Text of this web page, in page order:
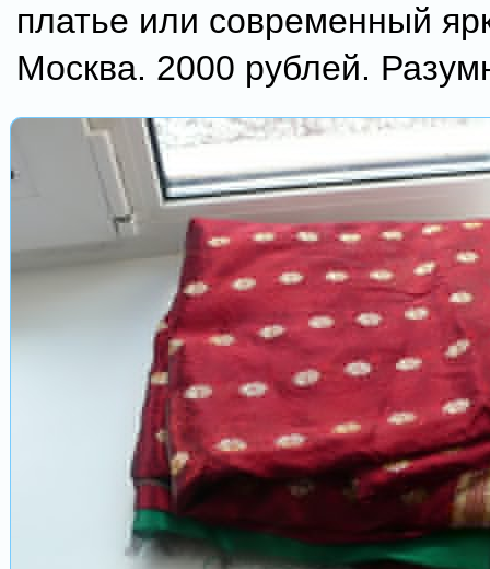
платье или современный
Москва. 2000 рублей.